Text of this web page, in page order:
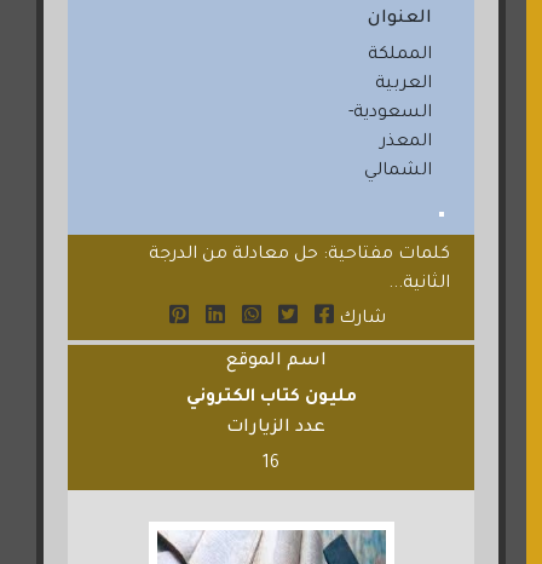
العنوان
المملكة
العربية
السعودية-
المعذر
الشمالي
كلمات مفتاحية: حل معادلة من الدرجة
الثانية...
شارك
اسم الموقع
مليون كتاب الكتروني
عدد الزيارات
16